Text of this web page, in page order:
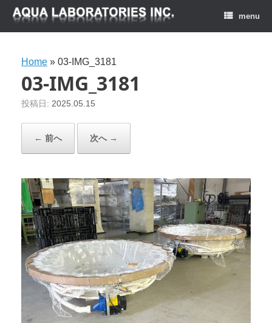
menu
Home » 03-IMG_3181
03-IMG_3181
投稿日: 2025.05.15
← 前へ 次へ →